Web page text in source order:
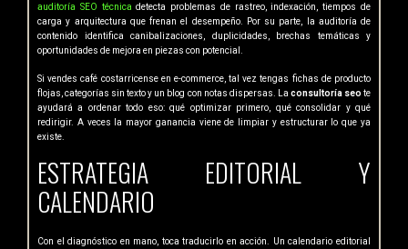
auditoría SEO técnica detecta problemas de rastreo, indexación, tiempos de
carga y arquitectura que frenan el desempeño. Por su parte, la auditoría de
contenido identifica canibalizaciones, duplicidades, brechas temáticas y
oportunidades de mejora en piezas con potencial.
Si vendes café costarricense en e-commerce, tal vez tengas fichas de producto
flojas, categorías sin texto y un blog con notas dispersas. La consultoría seo te
ayudará a ordenar todo eso: qué optimizar primero, qué consolidar y qué
redirigir. A veces la mayor ganancia viene de limpiar y estructurar lo que ya
existe.
ESTRATEGIA EDITORIAL Y
CALENDARIO
Con el diagnóstico en mano, toca traducirlo en acción. Un calendario editorial